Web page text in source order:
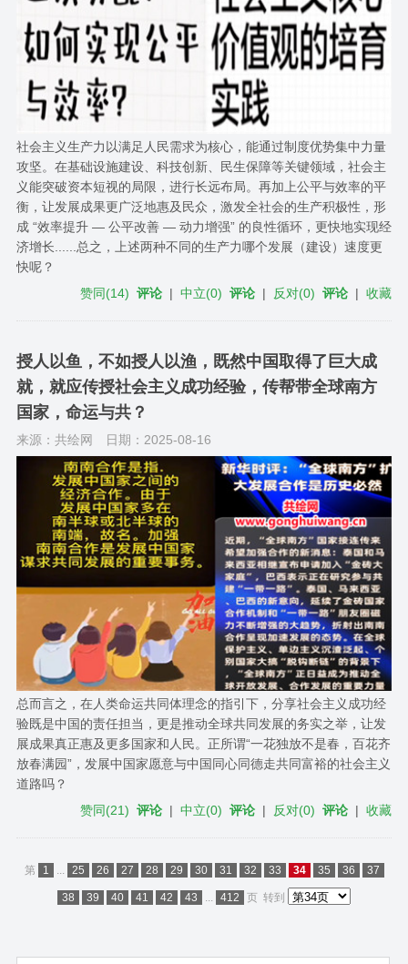
社会主义生产力以满足人民需求为核心，能通过制度优势集中力量
攻坚。在基础设施建设、科技创新、民生保障等关键领域，社会主
义能突破资本短视的局限，进行长远布局。再加上公平与效率的平
衡，让发展成果更广泛地惠及民众，激发全社会的生产积极性，形
成 “效率提升 — 公平改善 — 动力增强” 的良性循环，更快地实现经
济增长......总之，上述两种不同的生产力哪个发展（建设）速度更
快呢？
赞同(14) 评论 |中立(0) 评论 | 反对(0) 评论 |收藏
授人以鱼，不如授人以渔，既然中国取得了巨大成
就，就应传授社会主义成功经验，传帮带全球南方
国家，命运与共？
来源：共绘网 日期：2025-08-16
总而言之，在人类命运共同体理念的指引下，分享社会主义成功经
验既是中国的责任担当，更是推动全球共同发展的务实之举，让发
展成果真正惠及更多国家和人民。正所谓“一花独放不是春，百花齐
放春满园”，发展中国家愿意与中国同心同德走共同富裕的社会主义
道路吗？
赞同(21) 评论 |中立(0) 评论 | 反对(0) 评论 |收藏
第 1 ... 25 26 27 28 29 30 31 32 33 34 35 36 37
38 39 40 41 42 43 ... 412 页 转到